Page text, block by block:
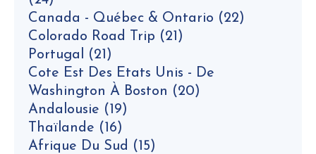
Canada - Québec & Ontario (22)
Colorado Road Trip (21)
Portugal (21)
Cote Est Des Etats Unis - De
Washington À Boston (20)
Andalousie (19)
Thaïlande (16)
Afrique Du Sud (15)